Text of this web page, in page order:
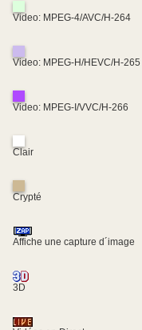
Video: MPEG-4/AVC/H-264
Video: MPEG-H/HEVC/H-265
Video: MPEG-I/VVC/H-266
Clair
Crypté
Affiche une capture d´image
3D